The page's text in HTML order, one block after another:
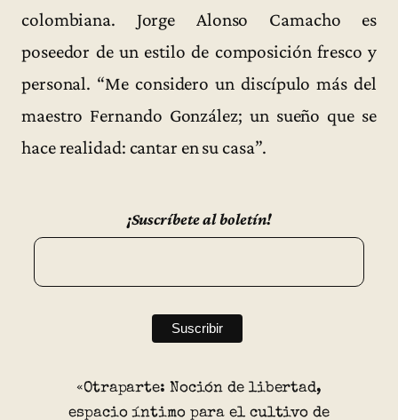
colombiana. Jorge Alonso Camacho es
poseedor de un estilo de composición fresco y
personal. “Me considero un discípulo más del
maestro Fernando González; un sueño que se
hace realidad: cantar en su casa”.
¡Suscríbete al boletín!
«Otraparte: Noción de libertad,
espacio íntimo para el cultivo de